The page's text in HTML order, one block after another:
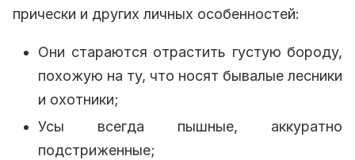
прически и других личных особенностей:
Они стараются отрастить густую бороду,
похожую на ту, что носят бывалые лесники
и охотники;
Усы всегда пышные, аккуратно
подстриженные;